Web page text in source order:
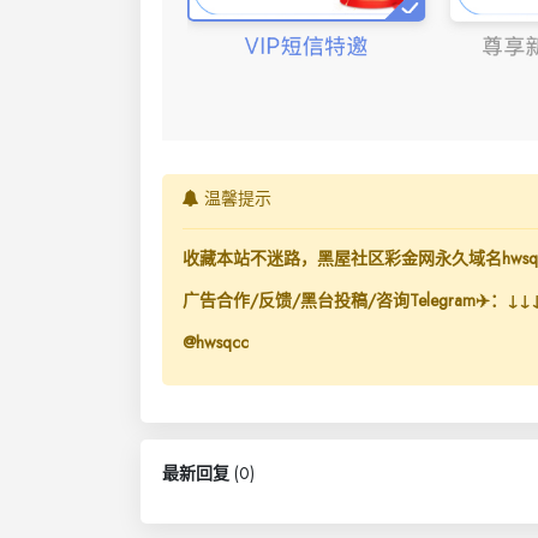
温馨提示
收藏本站不迷路，黑屋社区彩金网永久域名
广告合作/反馈/黑台投稿/咨询Telegram✈️：
@hwsqcc
最新回复(0)